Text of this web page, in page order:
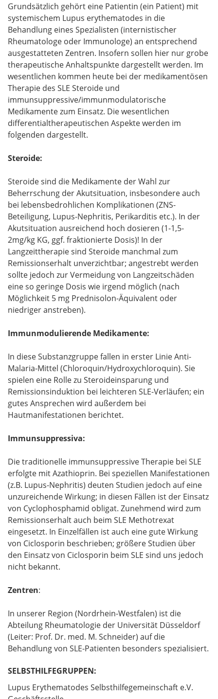
Grundsätzlich gehört eine Patientin (ein Patient) mit
systemischem Lupus erythematodes in die
Behandlung eines Spezialisten (internistischer
Rheumatologe oder Immunologe) an entsprechend
ausgestatteten Zentren. Insofern sollen hier nur grobe
therapeutische Anhaltspunkte dargestellt werden. Im
wesentlichen kommen heute bei der medikamentösen
Therapie des SLE Steroide und
immunsuppressive/immunmodulatorische
Medikamente zum Einsatz. Die wesentlichen
differentialtherapeutischen Aspekte werden im
folgenden dargestellt.
Steroide:
Steroide sind die Medikamente der Wahl zur
Beherrschung der Akutsituation, insbesondere auch
bei lebensbedrohlichen Komplikationen (ZNS-
Beteiligung, Lupus-Nephritis, Perikarditis etc.). In der
Akutsituation ausreichend hoch dosieren (1-1,5-
2mg/kg KG, ggf. fraktionierte Dosis)! In der
Langzeittherapie sind Steroide manchmal zum
Remissionserhalt unverzichtbar; angestrebt werden
sollte jedoch zur Vermeidung von Langzeitschäden
eine so geringe Dosis wie irgend möglich (nach
Möglichkeit 5 mg Prednisolon-Äquivalent oder
niedriger anstreben).
Immunmodulierende Medikamente:
In diese Substanzgruppe fallen in erster Linie Anti-
Malaria-Mittel (Chloroquin/Hydroxychloroquin). Sie
spielen eine Rolle zu Steroideinsparung und
Remissionsinduktion bei leichteren SLE-Verläufen; ein
gutes Ansprechen wird außerdem bei
Hautmanifestationen berichtet.
Immunsuppressiva:
Die traditionelle immunsuppressive Therapie bei SLE
erfolgte mit Azathioprin. Bei speziellen Manifestationen
(z.B. Lupus-Nephritis) deuten Studien jedoch auf eine
unzureichende Wirkung; in diesen Fällen ist der Einsatz
von Cyclophosphamid obligat. Zunehmend wird zum
Remissionserhalt auch beim SLE Methotrexat
eingesetzt. In Einzelfällen ist auch eine gute Wirkung
von Ciclosporin beschrieben; größere Studien über
den Einsatz von Ciclosporin beim SLE sind uns jedoch
nicht bekannt.
Zentren:
In unserer Region (Nordrhein-Westfalen) ist die
Abteilung Rheumatologie der Universität Düsseldorf
(Leiter: Prof. Dr. med. M. Schneider) auf die
Behandlung von SLE-Patienten besonders spezialisiert.
SELBSTHILFEGRUPPEN:
Lupus Erythematodes Selbsthilfegemeinschaft e.V.